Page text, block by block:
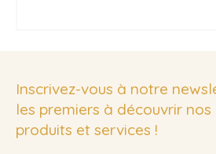
Inscrivez-vous à notre
les premiers à découvrir nos
produits et services !